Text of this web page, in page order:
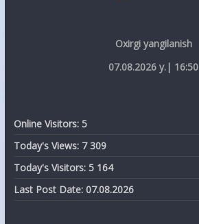
Oxirgi yangilanish
07.08.2026 y.| 16:50
Online Visitors: 5
Today's Views: 7 309
Today's Visitors: 5 164
Last Post Date: 07.08.2026